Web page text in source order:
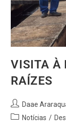
VISITA À
RAÍZES
Daae
Notícias /